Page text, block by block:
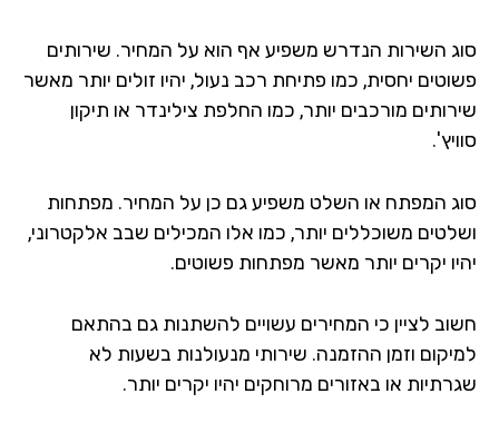
השירות הנדרש משפיע אף הוא על המחיר. שירותים
יחסית, כמו פתיחת רכב נעול, יהיו זולים יותר מאשר
מורכבים יותר, כמו החלפת צילינדר או תיקון
המפתח או השלט משפיע גם כן על המחיר. מפתחות
משוכללים יותר, כמו אלו המכילים שבב אלקטרוני,
יקרים יותר מאשר מפתחות פשוטים.
לציין כי המחירים עשויים להשתנות גם בהתאם
וזמן ההזמנה. שירותי מנעולנות בשעות לא
או באזורים מרוחקים יהיו יקרים יותר.